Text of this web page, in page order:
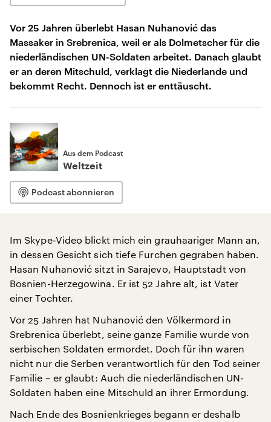
Vor 25 Jahren überlebt Hasan Nuhanović das
Massaker in Srebrenica, weil er als Dolmetscher für die
niederländischen UN-Soldaten arbeitet. Danach glaubt
er an deren Mitschuld, verklagt die Niederlande und
bekommt Recht. Dennoch ist er enttäuscht.
Aus dem Podcast
Weltzeit
Podcast abonnieren
Im Skype-Video blickt mich ein grauhaariger Mann an,
in dessen Gesicht sich tiefe Furchen gegraben haben.
Hasan Nuhanović sitzt in Sarajevo, Hauptstadt von
Bosnien-Herzegowina. Er ist 52 Jahre alt, ist Vater
einer Tochter.
Vor 25 Jahren hat Nuhanović den Völkermord in
Srebrenica überlebt, seine ganze Familie wurde von
serbischen Soldaten ermordet. Doch für ihn waren
nicht nur die Serben verantwortlich für den Tod seiner
Familie – er glaubt: Auch die niederländischen UN-
Soldaten haben eine Mitschuld an ihrer Ermordung.
Nach Ende des Bosnienkrieges begann er deshalb